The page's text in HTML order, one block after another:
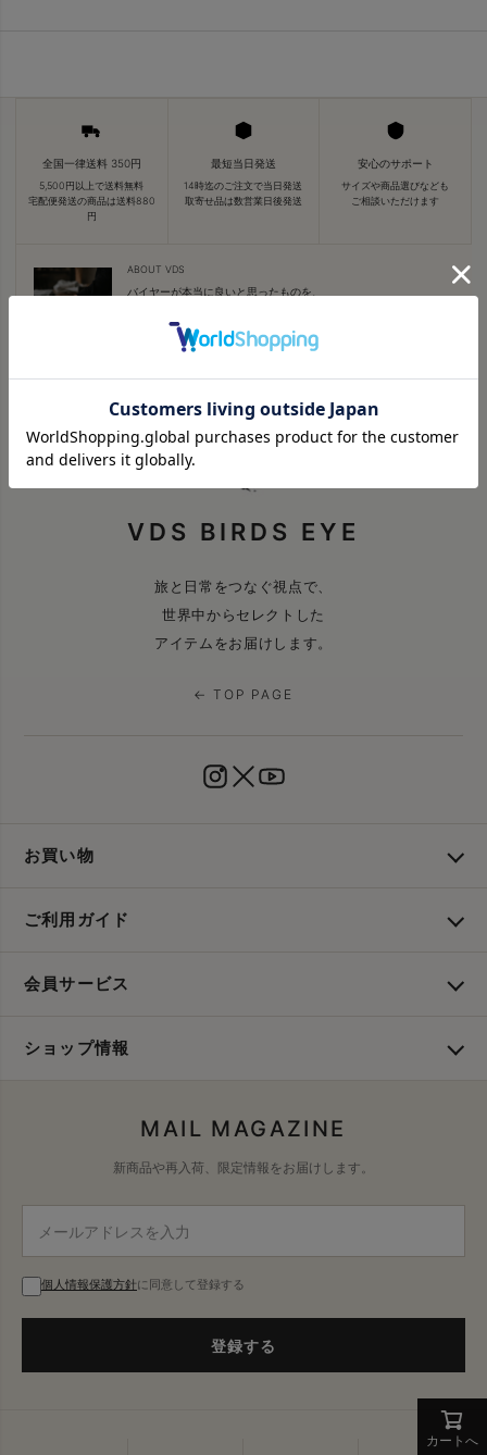
【K-POP】
・JUNG KOOK（BTS）
・FELIX（Stray Kids）
・HYUNJIN（Stray Kids）
・JEONGHAN（Seventeen）
・ROSE（BLACKPINK）
カートへ
全国一律送料 350円
5,500円以上で送料無料
宅配便発送の商品は送料880
円
最短当日発送
14時迄のご注文で当日発送
取寄せ品は数営業日後発送
安心のサポート
サイズや商品選びなども
ご相談いただけます
ABOUT VDS
バイヤーが本当に良いと思ったものを、
私たちについて →
VDS BIRDS EYE
旅と日常をつなぐ視点で、
世界中からセレクトした
アイテムをお届けします。
← TOP PAGE
お買い物
ご利用ガイド
会員サービス
ショップ情報
MAIL MAGAZINE
新商品や再入荷、限定情報をお届けします。
個人情報保護方針に同意して登録する
登録する